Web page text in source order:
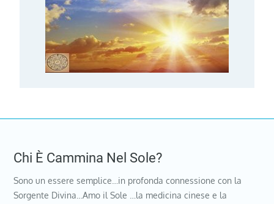
Chi È Cammina Nel Sole?
Sono un essere semplice…in profonda connessione con la
Sorgente Divina…Amo il Sole …la medicina cinese e la